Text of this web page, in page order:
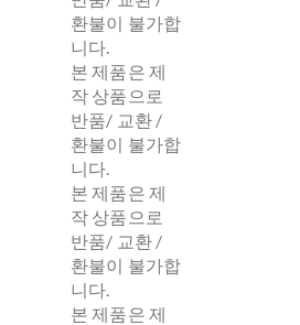
환불이 불가합
니다.
본 제품은 제
작 상품으로
반품/ 교환 /
환불이 불가합
니다.
본 제품은 제
작 상품으로
반품/ 교환 /
환불이 불가합
니다.
본 제품은 제